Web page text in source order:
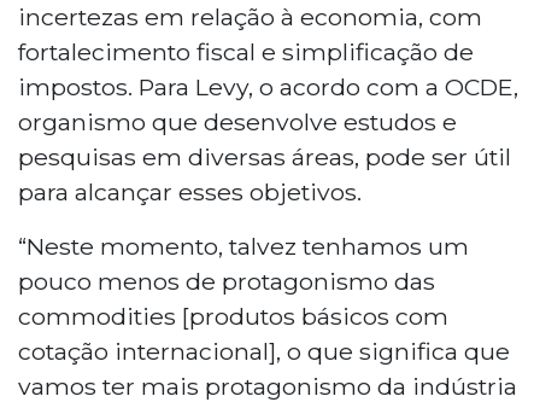
incertezas em relação à economia, com
fortalecimento fiscal e simplificação de
impostos. Para Levy, o acordo com a OCDE,
organismo que desenvolve estudos e
pesquisas em diversas áreas, pode ser útil
para alcançar esses objetivos.
“Neste momento, talvez tenhamos um
pouco menos de protagonismo das
commodities [produtos básicos com
cotação internacional], o que significa que
vamos ter mais protagonismo da indústria